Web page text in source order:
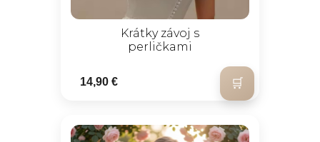
Krátky závoj s
perličkami
14,90 €